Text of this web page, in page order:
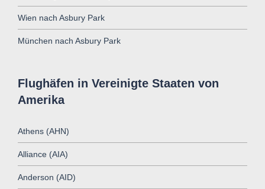
Wien nach Asbury Park
München nach Asbury Park
Flughäfen in Vereinigte Staaten von
Amerika
Athens (AHN)
Alliance (AIA)
Anderson (AID)